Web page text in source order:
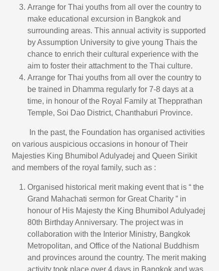
Arrange for Thai youths from all over the country to
make educational excursion in Bangkok and
surrounding areas. This annual activity is supported
by Assumption University to give young Thais the
chance to enrich their cultural experience with the
aim to foster their attachment to the Thai culture.
Arrange for Thai youths from all over the country to
be trained in Dhamma regularly for 7-8 days at a
time, in honour of the Royal Family at Thepprathan
Temple, Soi Dao District, Chanthaburi Province.
In the past, the Foundation has organised activities
on various auspicious occasions in honour of Their
Majesties King Bhumibol Adulyadej and Queen Sirikit
and members of the royal family, such as :
Organised historical merit making event that is “ the
Grand Mahachati sermon for Great Charity ” in
honour of His Majesty the King Bhumibol Adulyadej
80th Birthday Anniversary. The project was in
collaboration with the Interior Ministry, Bangkok
Metropolitan, and Office of the National Buddhism
and provinces around the country. The merit making
activity took place over 4 days in Bangkok and was